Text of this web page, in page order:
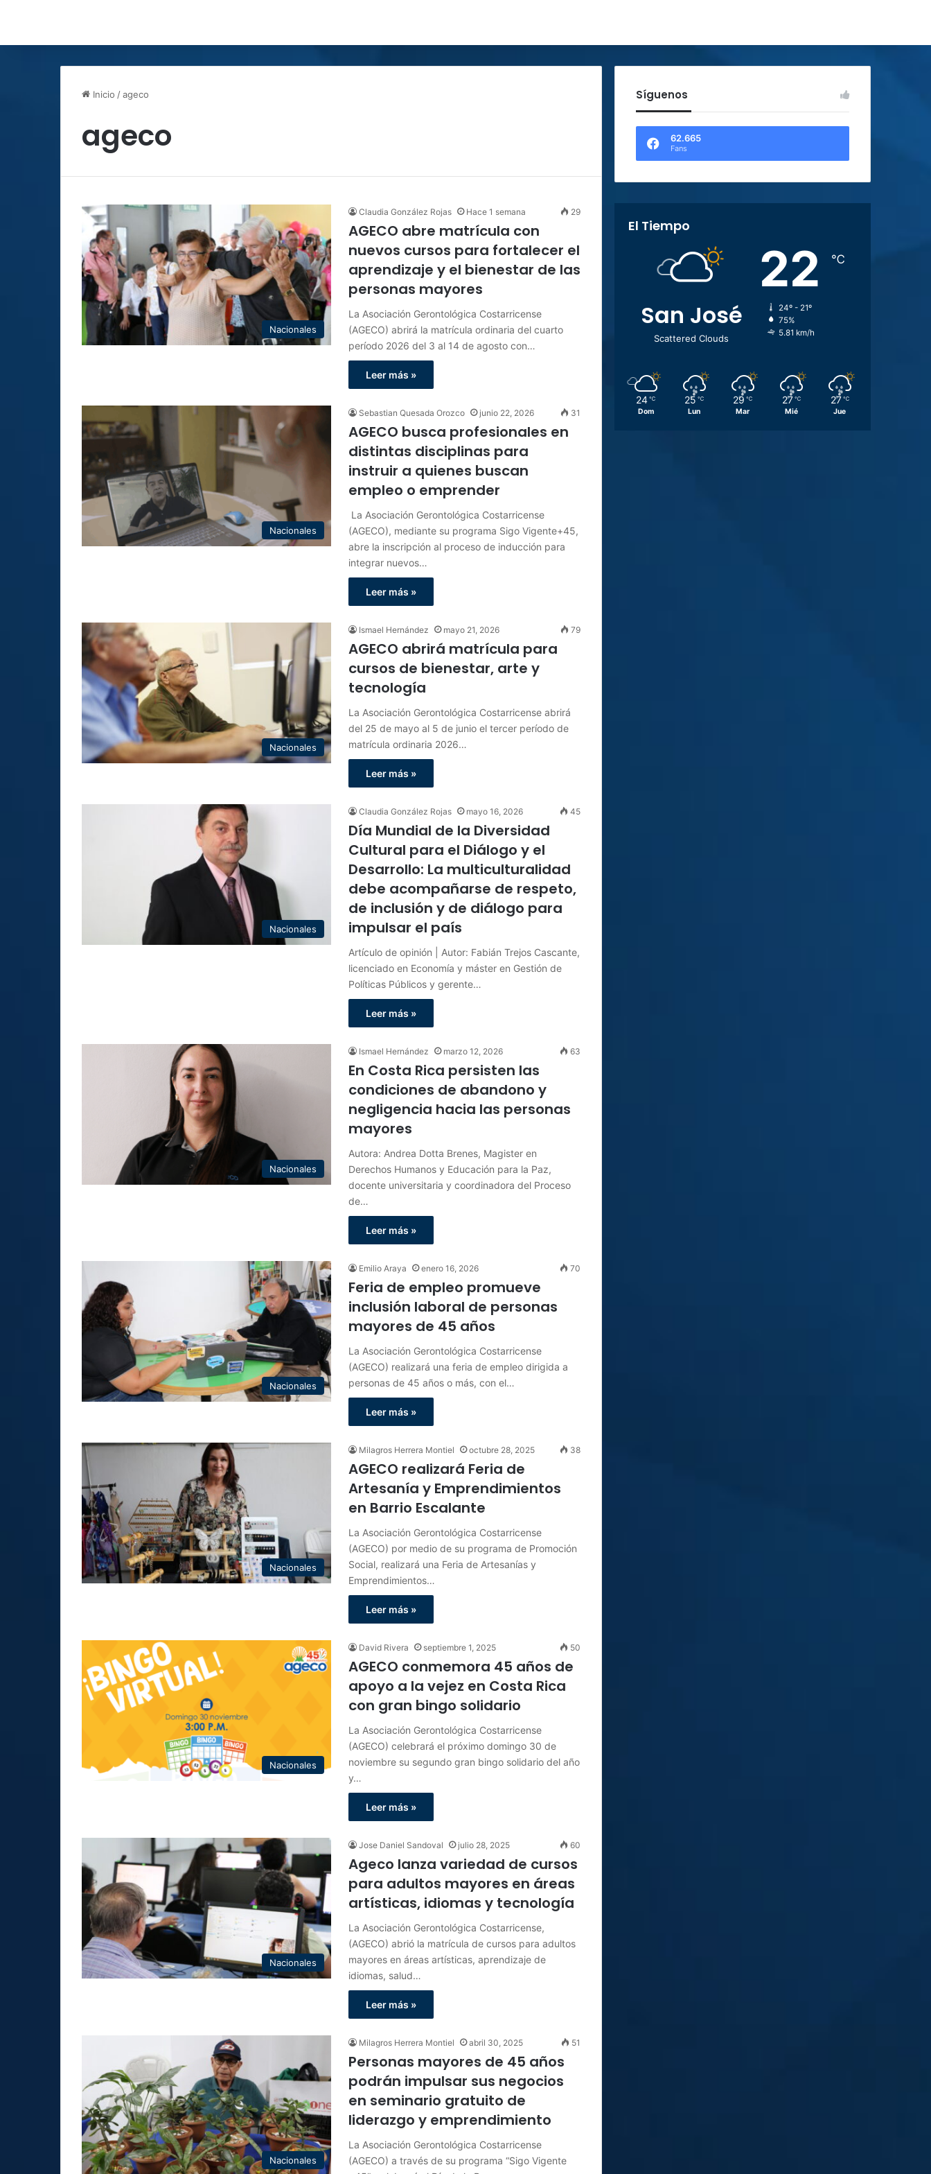
Inicio /ageco
ageco
Nacionales
Claudia González Rojas Hace 1 semana 29
AGECO abre matrícula con
nuevos cursos para fortalecer el
aprendizaje y el bienestar de las
personas mayores
La Asociación Gerontológica Costarricense
(AGECO) abrirá la matrícula ordinaria del cuarto
período 2026 del 3 al 14 de agosto con…
Leer más »
Nacionales
Sebastian Quesada Orozco junio 22, 2026 31
AGECO busca profesionales en
distintas disciplinas para
instruir a quienes buscan
empleo o emprender
La Asociación Gerontológica Costarricense
(AGECO), mediante su programa Sigo Vigente+45,
abre la inscripción al proceso de inducción para
integrar nuevos…
Leer más »
Nacionales
Ismael Hernández mayo 21, 2026 79
AGECO abrirá matrícula para
cursos de bienestar, arte y
tecnología
La Asociación Gerontológica Costarricense abrirá
del 25 de mayo al 5 de junio el tercer período de
matrícula ordinaria 2026…
Leer más »
Nacionales
Claudia González Rojas mayo 16, 2026 45
Día Mundial de la Diversidad
Cultural para el Diálogo y el
Desarrollo: La multiculturalidad
debe acompañarse de respeto,
de inclusión y de diálogo para
impulsar el país
Artículo de opinión | Autor: Fabián Trejos Cascante,
licenciado en Economía y máster en Gestión de
Políticas Públicos y gerente…
Leer más »
Nacionales
Ismael Hernández marzo 12, 2026 63
En Costa Rica persisten las
condiciones de abandono y
negligencia hacia las personas
mayores
Autora: Andrea Dotta Brenes, Magister en
Derechos Humanos y Educación para la Paz,
docente universitaria y coordinadora del Proceso
de…
Leer más »
Nacionales
Emilio Araya enero 16, 2026 70
Feria de empleo promueve
inclusión laboral de personas
mayores de 45 años
La Asociación Gerontológica Costarricense
(AGECO) realizará una feria de empleo dirigida a
personas de 45 años o más, con el…
Leer más »
Nacionales
Milagros Herrera Montiel octubre 28, 2025 38
AGECO realizará Feria de
Artesanía y Emprendimientos
en Barrio Escalante
La Asociación Gerontológica Costarricense
(AGECO) por medio de su programa de Promoción
Social, realizará una Feria de Artesanías y
Emprendimientos…
Leer más »
Nacionales
David Rivera septiembre 1, 2025 50
AGECO conmemora 45 años de
apoyo a la vejez en Costa Rica
con gran bingo solidario
La Asociación Gerontológica Costarricense
(AGECO) celebrará el próximo domingo 30 de
noviembre su segundo gran bingo solidario del año
y…
Leer más »
Nacionales
Jose Daniel Sandoval julio 28, 2025 60
Ageco lanza variedad de cursos
para adultos mayores en áreas
artísticas, idiomas y tecnología
La Asociación Gerontológica Costarricense,
(AGECO) abrió la matrícula de cursos para adultos
mayores en áreas artísticas, aprendizaje de
idiomas, salud…
Leer más »
Nacionales
Milagros Herrera Montiel abril 30, 2025 51
Personas mayores de 45 años
podrán impulsar sus negocios
en seminario gratuito de
liderazgo y emprendimiento
La Asociación Gerontológica Costarricense
(AGECO) a través de su programa “Sigo Vigente
Síguenos
62.665
Fans
El Tiempo
San José
Scattered Clouds
22 ℃
24º - 21º
75%
5.81 km/h
24 ℃
Dom
25 ℃
Lun
29 ℃
Mar
27 ℃
Mié
27 ℃
Jue